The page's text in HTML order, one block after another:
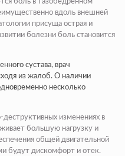
боль в тазобедренном
вдоль внешней
присуща острая и
болезни боль становится
сустава, врач
из жалоб. О наличии
несколько
деструктивных изменениях в
большую нагрузку и
общей двигательной
будут дискомфорт и отек.